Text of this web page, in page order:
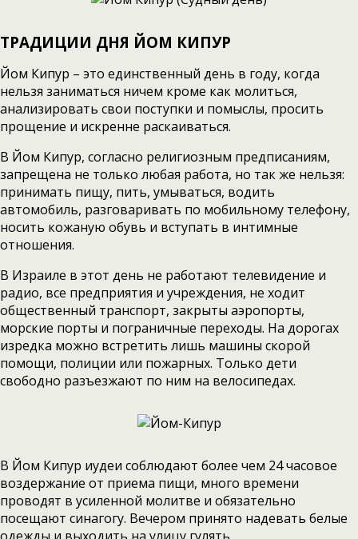
ТРАДИЦИИ ДНЯ ЙОМ КИПУР
Йом Кипур – это единственный день в году, когда
нельзя заниматься ничем кроме как молиться,
анализировать свои поступки и помыслы, просить
прощение и искренне раскаиваться.
В Йом Кипур, согласно религиозным предписаниям,
запрещена не только любая работа, но так же нельзя:
принимать пищу, пить, умываться, водить
автомобиль, разговаривать по мобильному телефону,
носить кожаную обувь и вступать в интимные
отношения.
В Израиле в этот день не работают телевидение и
радио, все предприятия и учреждения, не ходит
общественный транспорт, закрыты аэропорты,
морские порты и пограничные переходы. На дорогах
изредка можно встретить лишь машины скорой
помощи, полиции или пожарных. Только дети
свободно разъезжают по ним на велосипедах.
В Йом Кипур иудеи соблюдают более чем 24 часовое
воздержание от приема пищи, много времени
проводят в усиленной молитве и обязательно
посещают синагогу. Вечером принято надевать белые